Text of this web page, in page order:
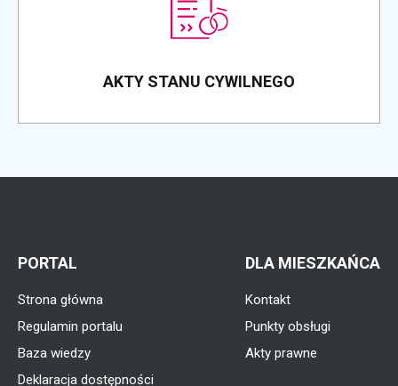
AKTY STANU CYWILNEGO
PORTAL
Strona główna
Regulamin portalu
Baza wiedzy
Deklaracja dostępności
DLA MIESZKAŃCA
Kontakt
Punkty obsługi
Akty prawne